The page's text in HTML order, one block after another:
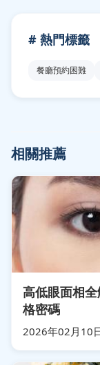
# 熱門標籤
餐廳預約困難
相關推薦
高低眼面相
格密碼
2026年02月10